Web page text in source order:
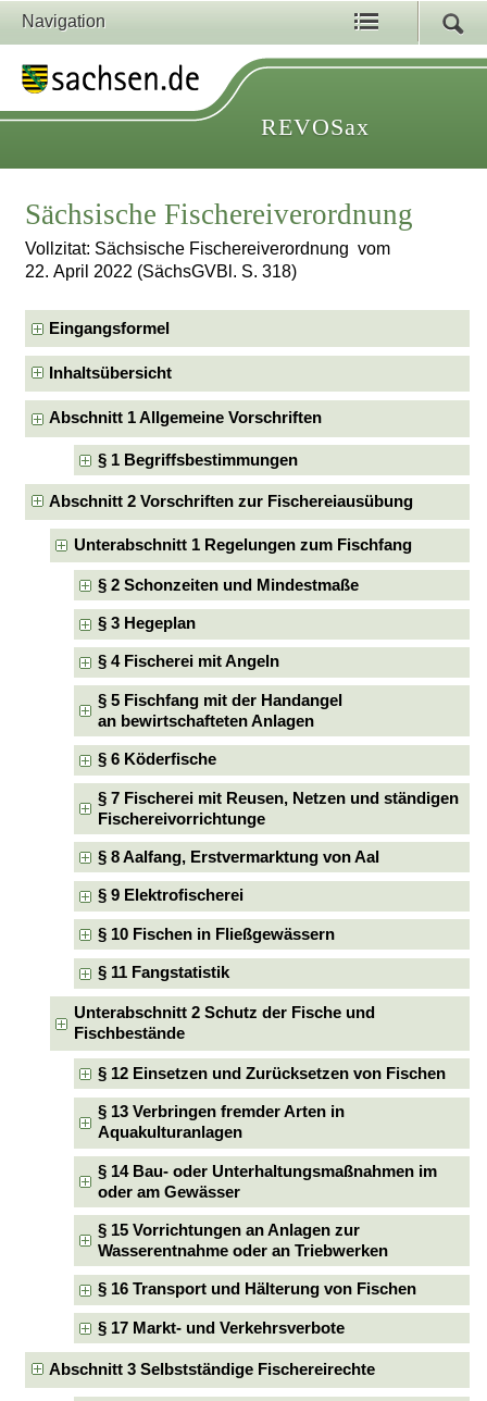
Navigation
REVOSax
Sächsische Fischereiverordnung
Vollzitat: Sächsische Fischereiverordnung vom
22. April 2022 (SächsGVBl. S. 318)
Eingangsformel
Inhaltsübersicht
Abschnitt 1 Allgemeine Vorschriften
§ 1 Begriffsbestimmungen
Abschnitt 2 Vorschriften zur Fischereiausübung
Unterabschnitt 1 Regelungen zum Fischfang
§ 2 Schonzeiten und Mindestmaße
§ 3 Hegeplan
§ 4 Fischerei mit Angeln
§ 5 Fischfang mit der Handangel
an bewirtschafteten Anlagen
§ 6 Köderfische
§ 7 Fischerei mit Reusen, Netzen und ständigen
Fischereivorrichtunge
§ 8 Aalfang, Erstvermarktung von Aal
§ 9 Elektrofischerei
§ 10 Fischen in Fließgewässern
§ 11 Fangstatistik
Unterabschnitt 2 Schutz der Fische und
Fischbestände
§ 12 Einsetzen und Zurücksetzen von Fischen
§ 13 Verbringen fremder Arten in
Aquakulturanlagen
§ 14 Bau- oder Unterhaltungsmaßnahmen im
oder am Gewässer
§ 15 Vorrichtungen an Anlagen zur
Wasserentnahme oder an Triebwerken
§ 16 Transport und Hälterung von Fischen
§ 17 Markt- und Verkehrsverbote
Abschnitt 3 Selbstständige Fischereirechte